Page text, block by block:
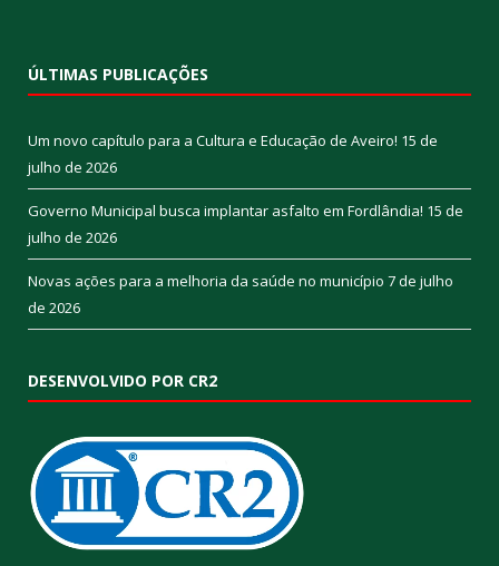
ÚLTIMAS PUBLICAÇÕES
Um novo capítulo para a Cultura e Educação de Aveiro! 15 de
julho de 2026
Governo Municipal busca implantar asfalto em Fordlândia! 15 de
julho de 2026
Novas ações para a melhoria da saúde no município 7 de julho
de 2026
DESENVOLVIDO POR CR2